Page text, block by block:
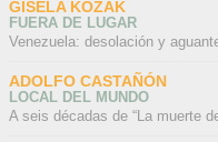
GISELA KOZAK
FUERA DE LUGAR
Venezuela: desolación y
ADOLFO CASTAÑÓN
LOCAL DEL MUNDO
A seis décadas de “La muerte